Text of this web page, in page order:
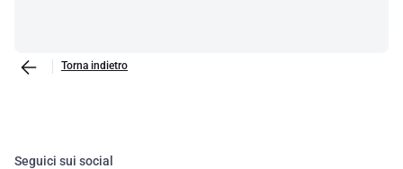
Torna indietro
Seguici sui social